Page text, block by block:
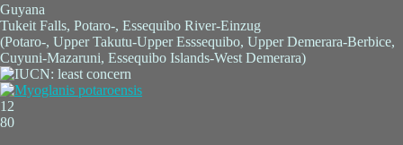
Guyana
Tukeit Falls, Potaro-, Essequibo River-Einzug
(Potaro-, Upper Takutu-Upper Esssequibo, Upper Demerara-Berbice,
Cuyuni-Mazaruni, Essequibo Islands-West Demerara)
12
80